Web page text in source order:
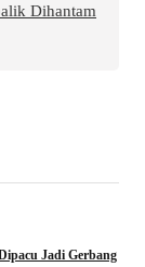
Dihantam
Jadi Gerbang